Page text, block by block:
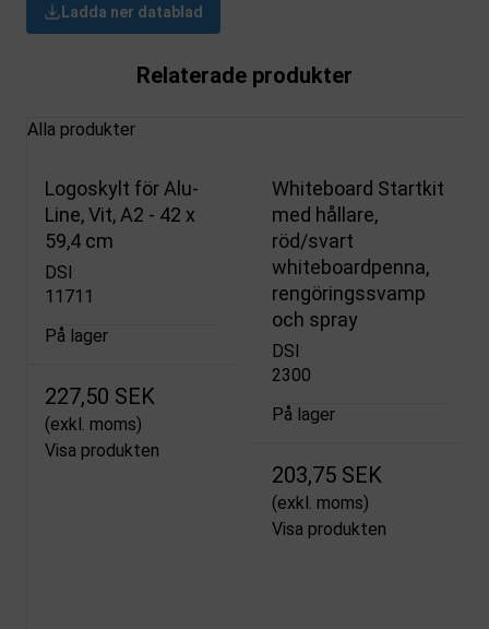
Ladda ner datablad
Relaterade produkter
Alla produkter
Logoskylt för Alu-
Line, Vit, A2 - 42 x
59,4 cm
DSI
11711
På lager
227,50 SEK
(exkl. moms)
Visa produkten
Whiteboard Startkit
med hållare,
röd/svart
whiteboardpenna,
rengöringssvamp
och spray
DSI
2300
På lager
203,75 SEK
(exkl. moms)
Visa produkten